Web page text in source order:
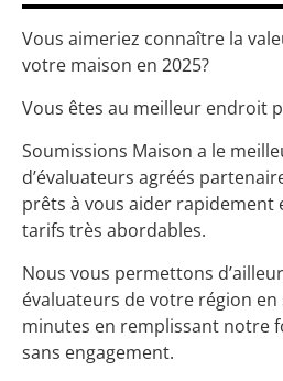
Vous aimeriez connaître la
votre maison en 2025?
Vous êtes au meilleur endroit
Soumissions Maison a le
d’évaluateurs agréés
prêts à vous aider rapidement
tarifs très abordables.
Nous vous permettons
évaluateurs de votre région
minutes en remplissant notre
sans engagement.